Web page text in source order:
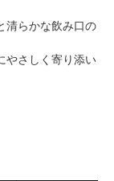
清らかな飲み口の
やさしく寄り添い